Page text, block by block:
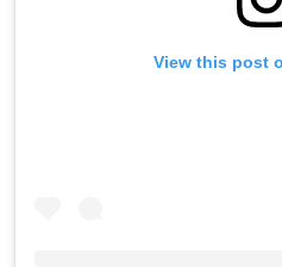
View this post